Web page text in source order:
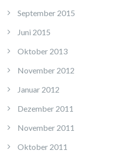
September 2015
Juni 2015
Oktober 2013
November 2012
Januar 2012
Dezember 2011
November 2011
Oktober 2011